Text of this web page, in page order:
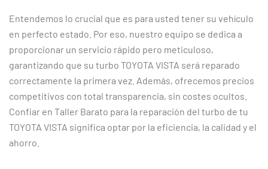
Entendemos lo crucial que es para usted tener su vehículo
en perfecto estado. Por eso, nuestro equipo se dedica a
proporcionar un servicio rápido pero meticuloso,
garantizando que su turbo TOYOTA VISTA será reparado
correctamente la primera vez. Además, ofrecemos precios
competitivos con total transparencia, sin costes ocultos.
Confiar en Taller Barato para la reparación del turbo de tu
TOYOTA VISTA significa optar por la eficiencia, la calidad y el
ahorro.